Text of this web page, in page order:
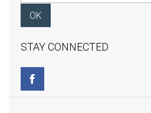
STAY CONNECTED